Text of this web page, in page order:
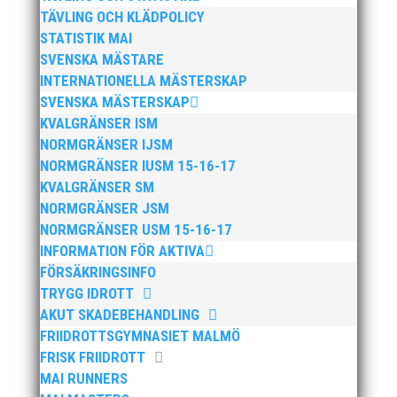
TÄVLING OCH KLÄDPOLICY
STATISTIK MAI
SVENSKA MÄSTARE
INTERNATIONELLA MÄSTERSKAP
SVENSKA MÄSTERSKAP
KVALGRÄNSER ISM
NORMGRÄNSER IJSM
NORMGRÄNSER IUSM 15-16-17
KVALGRÄNSER SM
NORMGRÄNSER JSM
NORMGRÄNSER USM 15-16-17
INFORMATION FÖR AKTIVA
FÖRSÄKRINGSINFO
TRYGG IDROTT
AKUT SKADEBEHANDLING
FRIIDROTTSGYMNASIET MALMÖ
FRISK FRIIDROTT
MAI RUNNERS
Publicerat tidigare
Bilder från Stafett-SM 2026. Foto: Thomas
Leandersson Fler bilder från MAI:s Årsmöte 2026